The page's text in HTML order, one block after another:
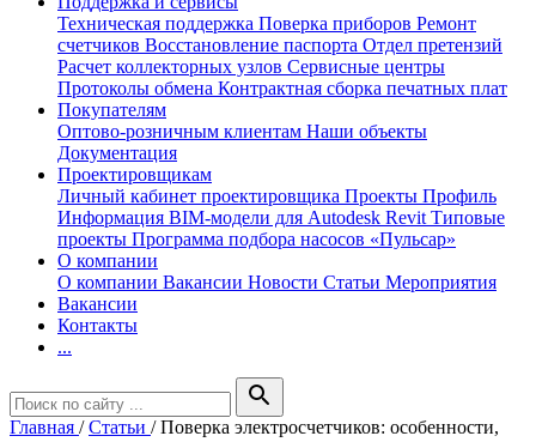
Техническая поддержка Поверка приборов Ремонт
счетчиков Восстановление паспорта Отдел претензий
Расчет коллекторных узлов Сервисные центры
Протоколы обмена Контрактная сборка печатных плат
Покупателям
Оптово-розничным клиентам Наши объекты
Документация
Проектировщикам
Личный кабинет проектировщика Проекты Профиль
Информация BIM-модели для Autodesk Revit Типовые
проекты Программа подбора насосов «Пульсар»
О компании
О компании Вакансии Новости Статьи Мероприятия
Вакансии
Контакты
...
search
Главная /Статьи /Поверка электросчетчиков: особенности,